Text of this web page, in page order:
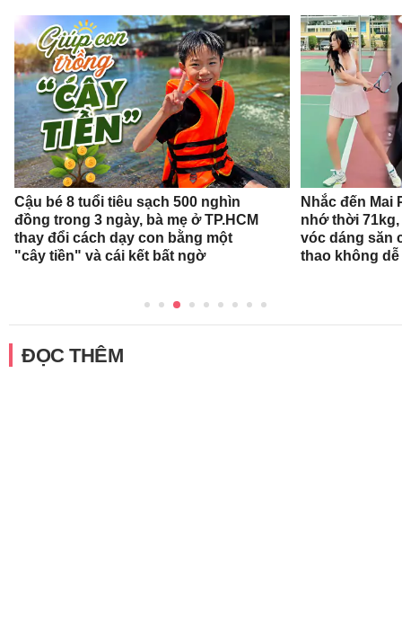
Cậu bé 8 tuổi tiêu sạch 500 nghìn
đồng trong 3 ngày, bà mẹ ở TP.HCM
thay đổi cách dạy con bằng một
"cây tiền" và cái kết bất ngờ
Nhắc đến
nhớ thời
vóc dáng săn
thao không
ĐỌC THÊM